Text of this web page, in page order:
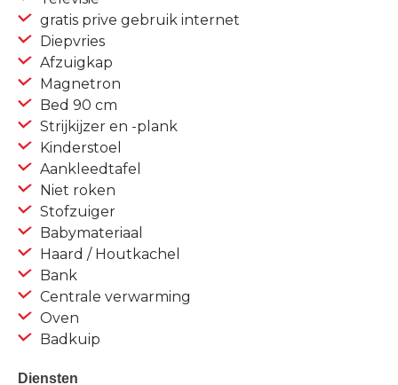
gratis prive gebruik internet
Diepvries
Afzuigkap
Magnetron
Bed 90 cm
Strijkijzer en -plank
Kinderstoel
Aankleedtafel
Niet roken
Stofzuiger
Babymateriaal
Haard / Houtkachel
Bank
Centrale verwarming
Oven
Badkuip
Diensten